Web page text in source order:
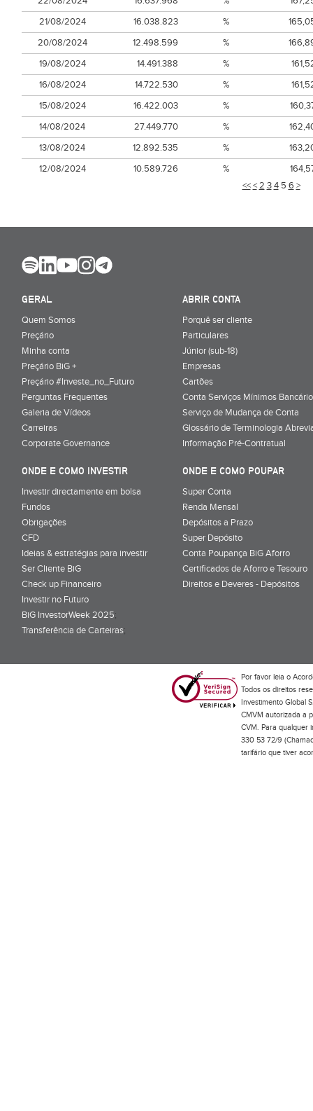
<< < 2 3 45 6 >
21/08/2024
16.038.823 %
20/08/2024
12.498.599 %
19/08/2024
14.491.388 %
16/08/2024
14.722.530 %
15/08/2024
16.422.003 %
14/08/2024
27.449.770 %
13/08/2024
12.892.535 %
12/08/2024
10.589.726 %
GERAL
Quem Somos
Preçário
Minha conta
Preçário BiG +
Preçário #Investe_no_Futuro
Perguntas Frequentes
Galeria de Vídeos
Carreiras
Corporate Governance
ABRIR CONTA
Porquê ser cliente
Particulares
Júnior (sub-18)
Empresas
Cartões
Conta Serviços Mínimos
Serviço de Mudança de Conta
Glossário de Terminologia
Informação Pré-Contratual
ONDE E COMO INVESTIR
Investir directamente em bolsa
Fundos
Obrigações
CFD
Ideias & estratégias para investir
Ser Cliente BiG
Check up Financeiro
Investir no Futuro
BiG InvestorWeek 2025;
Transferência de Carteiras;
ONDE E COMO POUPAR
Super Conta
Renda Mensal
Depósitos a Prazo
Super Depósito
Conta Poupança BiG Aforro
Certificados de Aforro e Tesouro
Direitos e Deveres - Depósitos
Por favor leia o
Todos os direitos
Investimento Global
CMVM autorizada a
CVM. Para qualquer
330 53 72/9
tarifário que tiver